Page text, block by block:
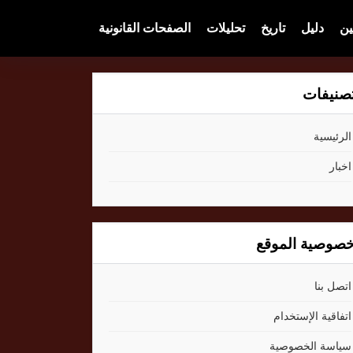
دليل تاريخ تحليلات الصفحات القانونية
الرئيسية
اخبار
الموقع
اتصل بنا
اتفاقية الإستخدام
سياسة الخصوصية